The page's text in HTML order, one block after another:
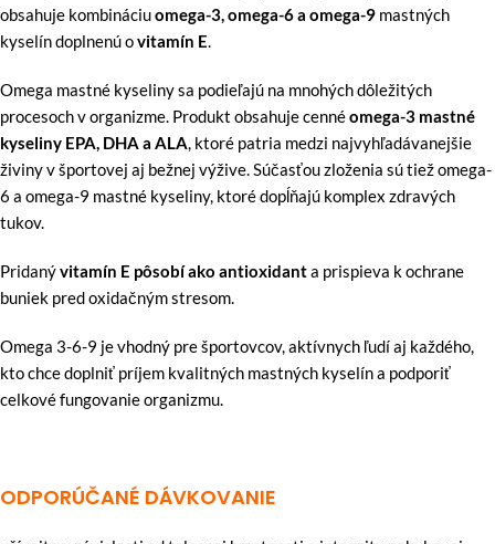
obsahuje kombináciuomega-3, omega-6 a omega-9 mastných
kyselín doplnenú ovitamín E.
Omega mastné kyseliny sa podieľajú na mnohých dôležitých
procesoch v organizme. Produkt obsahuje cennéomega-3 mastné
kyseliny EPA, DHA a ALA, ktoré patria medzi najvyhľadávanejšie
živiny v športovej aj bežnej výžive. Súčasťou zloženia sú tiež omega-
6 a omega-9 mastné kyseliny, ktoré dopĺňajú komplex zdravých
tukov.
Pridanývitamín E pôsobí ako antioxidanta prispieva k ochrane
buniek pred oxidačným stresom.
Omega 3-6-9 je vhodný pre športovcov, aktívnych ľudí aj každého,
kto chce doplniť príjem kvalitných mastných kyselín a podporiť
celkové fungovanie organizmu.
ODPORÚČANÉ DÁVKOVANIE